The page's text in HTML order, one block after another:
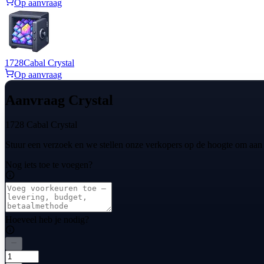
Op aanvraag
1728Cabal Crystal
Op aanvraag
Aanvraag Crystal
1728 Cabal Crystal
Stuur een verzoek en we stellen onze verkopers op de hoogte om
Nog iets toe te voegen?
Hoeveel heb je nodig?